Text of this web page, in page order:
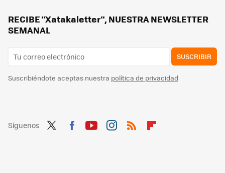
RECIBE "Xatakaletter", NUESTRA NEWSLETTER
SEMANAL
SUSCRIBIR
Suscribiéndote aceptas nuestra política de privacidad
Síguenos